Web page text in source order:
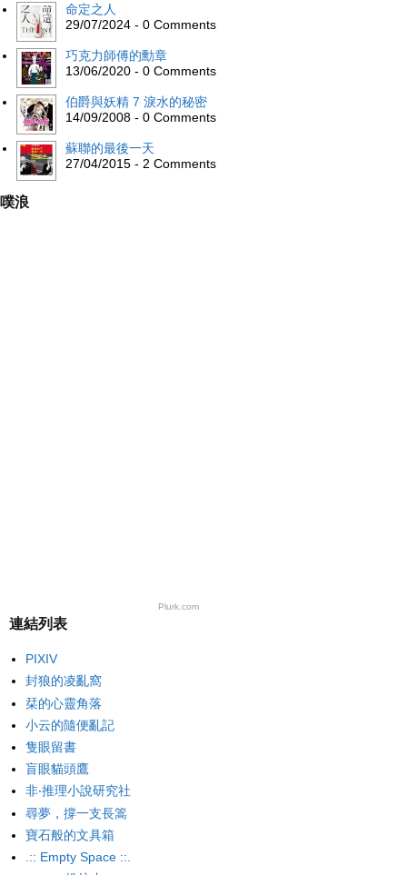
命定之人
29/07/2024 - 0 Comments
巧克力師傅的勳章
13/06/2020 - 0 Comments
伯爵與妖精 7 淚水的秘密
14/09/2008 - 0 Comments
蘇聯的最後一天
27/04/2015 - 2 Comments
噗浪
Plurk.com
連結列表
PIXIV
封狼的凌亂窩
栞的心靈角落
小云的隨便亂記
隻眼留書
盲眼貓頭鷹
非‧推理小說研究社
尋夢，撐一支長篙
寶石般的文具箱
.:: Empty Space ::.